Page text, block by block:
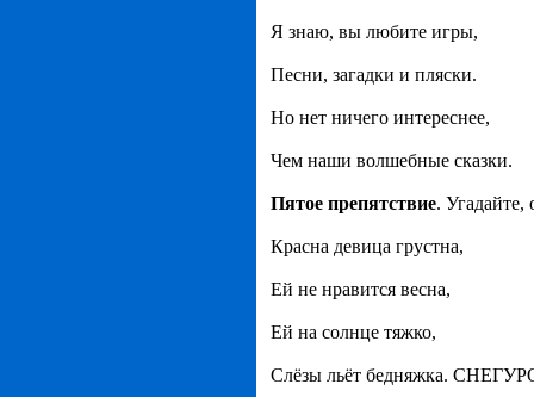
Я знаю, вы любите игры,
Песни, загадки и пляски.
Но нет ничего интереснее,
Чем наши волшебные сказки.
Пятое препятствие. Угадайте,
Красна девица грустна,
Ей не нравится весна,
Ей на солнце тяжко,
Слёзы льёт бедняжка.